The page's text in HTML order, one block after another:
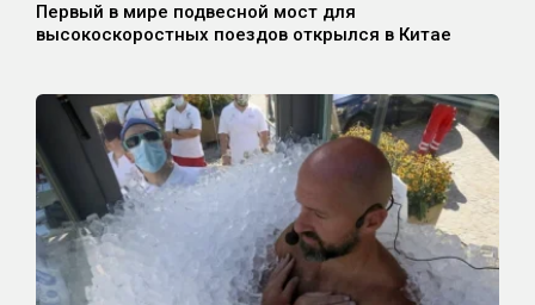
Первый в мире подвесной мост для
высокоскоростных поездов открылся в Китае